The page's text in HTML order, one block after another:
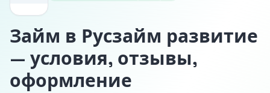
Займ в Русзайм развитие
— условия, отзывы,
оформление